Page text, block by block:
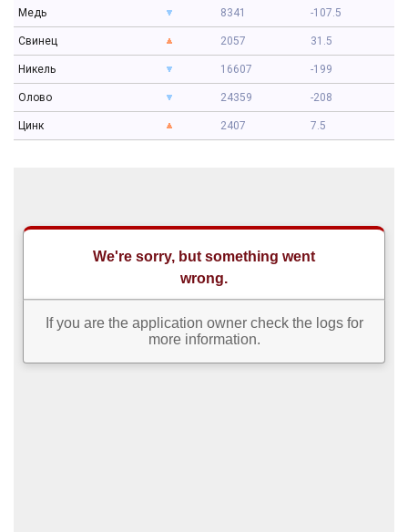
Медь 8341 -107.5
Свинец 2057 31.5
Никель 16607 -199
Олово 24359 -208
Цинк 2407 7.5